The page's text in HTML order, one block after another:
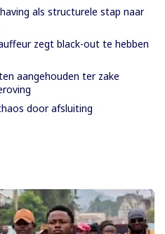
als structurele stap naar
zegt black-out te hebben
aangehouden ter zake
door afsluiting